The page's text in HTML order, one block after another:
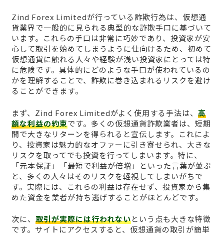
Zind Forex Limitedが行っている詐欺行為は、仮想通
貨業界で一般的に見られる典型的な詐欺手口に基づいて
います。これらの手口は非常に巧妙であり、投資家が安
心して取引を始めてしまうように仕向けるため、初めて
仮想通貨に触れる人々や経験が浅い投資家にとっては特
に危険です。具体的にどのような手口が使われているの
かを理解することで、詐欺に巻き込まれるリスクを避け
ることができます。
まず、Zind Forex Limitedがよく使用する手法は、 高
額な利益の約束です。多くの仮想通貨詐欺業者は、短期
間で大きなリターンを得られると宣伝します。これによ
り、投資家は魅力的なオファーに引き寄せられ、大きな
リスクを取ってでも投資を行ってしまいます。特に、
「元本保証」「最短で利益が倍増」といった言葉が並ぶ
と、多くの人々はそのリスクを軽視してしまいがちで
す。実際には、これらの利益は存在せず、投資家から集
めた資金を業者が持ち逃げすることがほとんどです。
次に、 取引が実際には行われないという点も大きな特徴
です。サイトにアクセスすると、仮想通貨の取引が簡単